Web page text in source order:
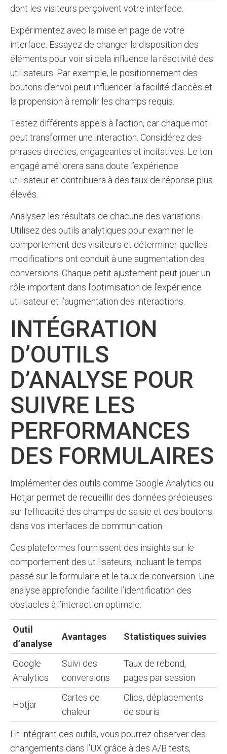
dont les visiteurs perçoivent votre interface.
Expérimentez avec la mise en page de votre
interface. Essayez de changer la disposition des
éléments pour voir si cela influence la réactivité des
utilisateurs. Par exemple, le positionnement des
boutons d’envoi peut influencer la facilité d’accès et
la propension à remplir les champs requis.
Testez différents appels à l’action, car chaque mot
peut transformer une interaction. Considérez des
phrases directes, engageantes et incitatives. Le ton
engagé améliorera sans doute l’expérience
utilisateur et contribuera à des taux de réponse plus
élevés.
Analysez les résultats de chacune des variations.
Utilisez des outils analytiques pour examiner le
comportement des visiteurs et déterminer quelles
modifications ont conduit à une augmentation des
conversions. Chaque petit ajustement peut jouer un
rôle important dans l’optimisation de l’expérience
utilisateur et l’augmentation des interactions.
INTÉGRATION
D’OUTILS
D’ANALYSE POUR
SUIVRE LES
PERFORMANCES
DES FORMULAIRES
Implémenter des outils comme Google Analytics ou
Hotjar permet de recueillir des données précieuses
sur l’efficacité des champs de saisie et des boutons
dans vos interfaces de communication.
Ces plateformes fournissent des insights sur le
comportement des utilisateurs, incluant le temps
passé sur le formulaire et le taux de conversion. Une
analyse approfondie facilite l’identification des
obstacles à l’interaction optimale.
Outil
d’analyse
Avantages Statistiques suivies
Google
Analytics
Suivi des
conversions
Taux de rebond,
pages par session
Hotjar
Cartes de
chaleur
Clics, déplacements
de souris
En intégrant ces outils, vous pourrez observer des
changements dans l’UX grâce à des A/B tests,